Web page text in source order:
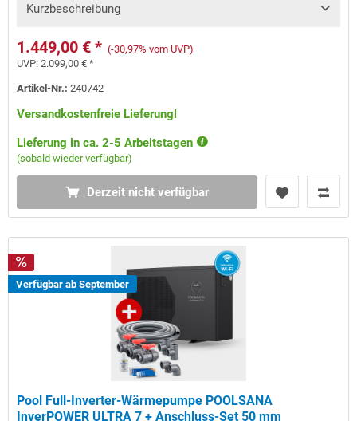
Kurzbeschreibung
1.449,00 € * (-30,97% vom UVP)
UVP:2.099,00 € *
Artikel-Nr.:240742
Versandkostenfreie Lieferung!
Lieferung in ca. 2-5 Arbeitstagen
(sobald wieder verfügbar)
Derzeit nicht verfügbar
Verfügbar ab September
Pool Full-Inverter-Wärmepumpe POOLSANA
InverPOWER ULTRA 7 + Anschluss-Set 50 mm